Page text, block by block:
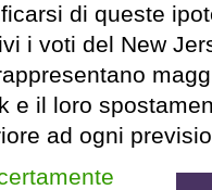
di queste
i voti del New
e il loro
ad ogni